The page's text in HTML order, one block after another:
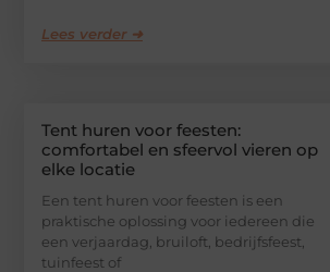
Lees verder ➜
Tent huren voor feesten:
comfortabel en sfeervol vieren op
elke locatie
Een tent huren voor feesten is een
praktische oplossing voor iedereen die
een verjaardag, bruiloft, bedrijfsfeest,
tuinfeest of